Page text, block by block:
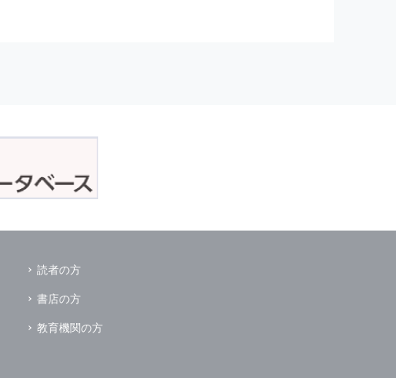
，不正アクセスおよび，漏洩，紛失，
る事故が発生した場合には，再発防止策
りません．
開示する情報は必要な範囲のみに限定
読者の方
書店の方
教育機関の方